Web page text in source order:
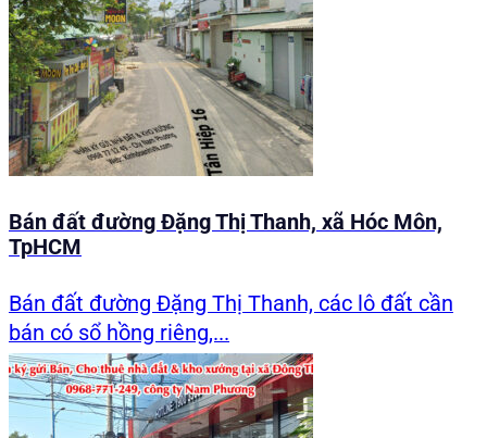
Bán đất đường Đặng Thị Thanh, xã Hóc Môn,
TpHCM
Bán đất đường Đặng Thị Thanh, các lô đất cần
bán có sổ hồng riêng,...